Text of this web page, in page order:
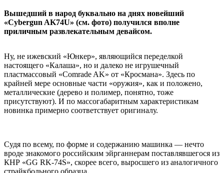
Вышедший в народ буквально на днях новейший
«Cybergun AK74U» (см. фото) получился вполне
приличным развлекательным девайсом.
Ну, не ижевский «Юнкер», являющийся переделкой
настоящего «Калаша», но и далеко не игрушечный
пластмассовый «Comrade AK» от «Кросмана». Здесь по
крайней мере основные части «оружия», как и положено,
металлические (дерево и полимер, понятно, тоже
присутствуют). И по массогабаритным характеристикам
новинка примерно соответствует оригиналу.
Судя по всему, по форме и содержанию машинка — нечто
вроде знакомого российским эйрганнерам поставлявшегося из
КНР «GG RK-74S», скорее всего, выросшего из аналогичного